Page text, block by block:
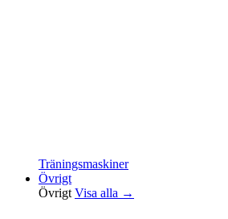
Träningsmaskiner
Övrigt
Övrigt Visa alla →